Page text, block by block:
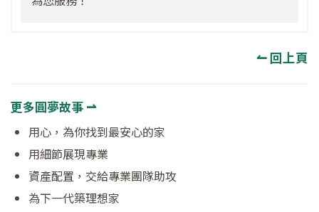
↼ 回上頁
更多圓夢故事 ⇀
用心，為你找到最安心的家
用細節展現專業
資產配置，交給專業團隊助攻
為下一代築理想家